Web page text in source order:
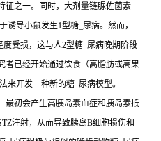
征之一。同时，大剂量链脲佐菌素
诱导小鼠发生1型糖_尿病。然而，
受损，这与人2型糖_尿病晚期阶段
者已经开始通过饮食（高脂肪或高果
来开发一种新的糖_尿病模型。
最初会产生高胰岛素血症和胰岛素抵
注射，从而导致胰岛B细胞损伤和